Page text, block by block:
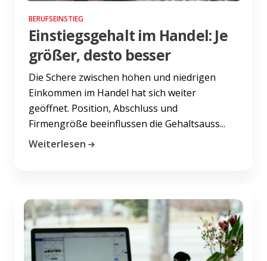
BERUFSEINSTIEG
Einstiegsgehalt im Handel: Je
größer, desto besser
Die Schere zwischen hohen und niedrigen
Einkommen im Handel hat sich weiter
geöffnet. Position, Abschluss und
Firmengröße beeinflussen die Gehaltsauss...
Weiterlesen